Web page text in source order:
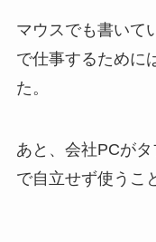
マウスでも書いて
で仕事するために
た。
あと、会社PCが
で自立せず使うこ